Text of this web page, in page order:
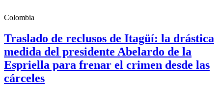
Colombia
Traslado de reclusos de Itagüí: la drástica
medida del presidente Abelardo de la
Espriella para frenar el crimen desde las
cárceles